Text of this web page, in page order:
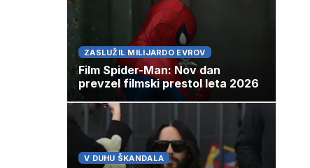
ZASLUŽIL MILIJARDO EVROV
Film Spider-Man: Nov dan
prevzel filmski prestol leta 2026
V DUHU ŠKANDALA